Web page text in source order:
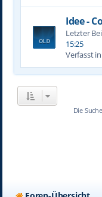
Idee -
Letzter
15:25
Verfasst in
Die